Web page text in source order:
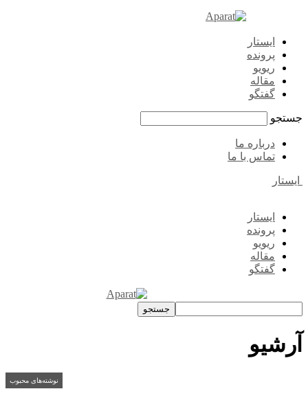
ایستار
پرونده
ریویو
مقاله
گفتگو
جستجو
درباره ما
تماس با ما
ایستار
ایستار
پرونده
ریویو
مقاله
گفتگو
آرشیو
نوشته‌های محبوب